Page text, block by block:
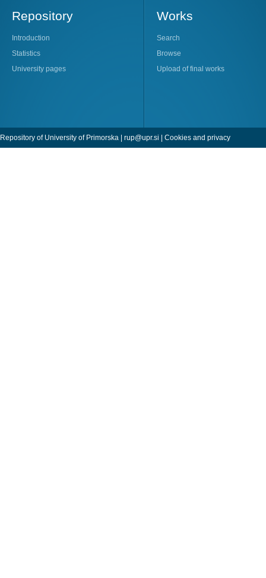
Repository
Introduction
Statistics
University pages
Works
Search
Browse
Upload of final works
Repository of University of Primorska | rup@upr.si | Cookies and privacy